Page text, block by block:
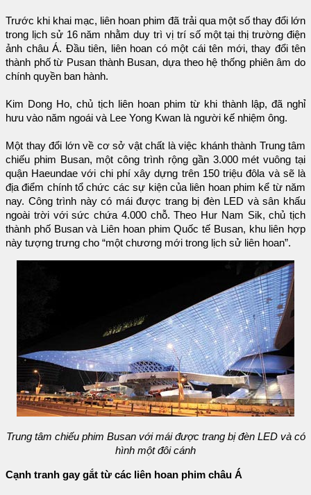
Trước khi khai mạc, liên hoan phim đã trải qua một số thay đổi lớn
trong lịch sử 16 năm nhằm duy trì vị trí số một tại thị trường điện
ảnh châu Á. Đầu tiên, liên hoan có một cái tên mới, thay đổi tên
thành phố từ Pusan thành Busan, dựa theo hệ thống phiên âm do
chính quyền ban hành.
Kim Dong Ho, chủ tịch liên hoan phim từ khi thành lập, đã nghỉ
hưu vào năm ngoái và Lee Yong Kwan là người kế nhiệm ông.
Một thay đổi lớn về cơ sở vật chất là việc khánh thành Trung tâm
chiếu phim Busan, một công trình rộng gần 3.000 mét vuông tại
quận Haeundae với chi phí xây dựng trên 150 triệu đôla và sẽ là
địa điểm chính tổ chức các sự kiện của liên hoan phim kể từ năm
nay. Công trình này có mái được trang bị đèn LED và sân khấu
ngoài trời với sức chứa 4.000 chỗ. Theo Hur Nam Sik, chủ tịch
thành phố Busan và Liên hoan phim Quốc tế Busan, khu liên hợp
này tượng trưng cho “một chương mới trong lịch sử liên hoan”.
Trung tâm chiếu phim Busan với mái được trang bị đèn LED và có
hình một đôi cánh
Cạnh tranh gay gắt từ các liên hoan phim châu Á